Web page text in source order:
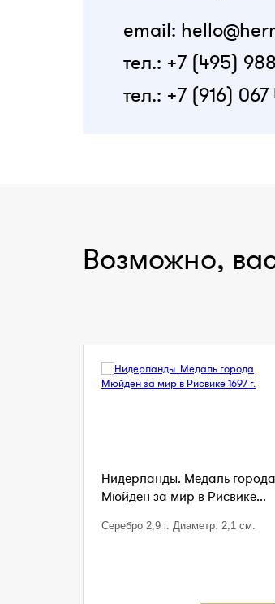
email:
тел.: +7 (495)
тел.: +7 (916) 067
Возможно,
Нидерланды. Медаль города
Мюйден за мир в Рисвике...
Серебро 2,9 г. Диаметр: 2,1 см.